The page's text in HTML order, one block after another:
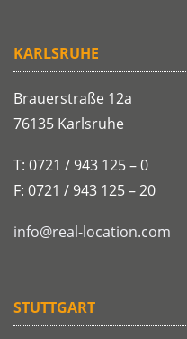
KARLSRUHE
Brauerstraße 12a
76135 Karlsruhe
T: 0721 / 943 125 – 0
F: 0721 / 943 125 – 20
info@real-location.com
STUTTGART